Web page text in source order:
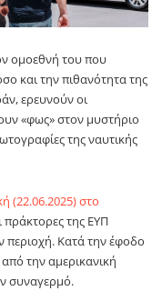
ομοεθνή του που
και την πιθανότητα της
ερευνούν οι
«φως» στον μυστήριο
της ναυτικής
(22.06.2025) στο
πράκτορες της ΕΥΠ
περιοχή. Κατά την έφοδο
την αμερικανική
συναγερμό.